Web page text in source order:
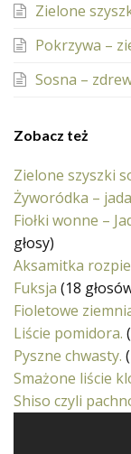
Zielone
Pokrzywa –
Sosna –
Zobacz też
Zielone szyszki
Żyworódka –
Fiołki wonne –
głosy)
Aksamitka
Fuksja (18
Fioletowe
Liście pomidora.
Pyszne chwasty.
Smażone liście
Shiso czyli